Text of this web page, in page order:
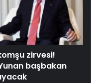
zirvesi!
başbakan